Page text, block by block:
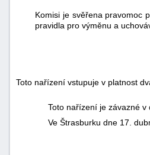
Komisi je svěřena pravomoc
pravidla pro výměnu a
Toto nařízení vstupuje v platnost
Toto nařízení je závazné
Ve Štrasburku dne 17.